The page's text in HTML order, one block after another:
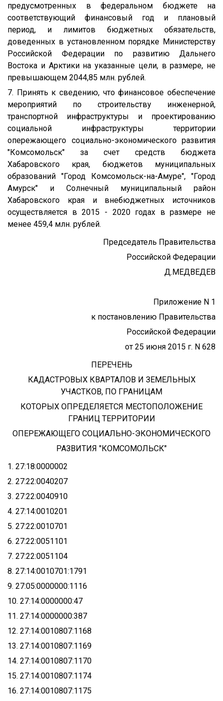
предусмотренных в федеральном бюджете на
соответствующий финансовый год и плановый
период, и лимитов бюджетных обязательств,
доведенных в установленном порядке Министерству
Российской Федерации по развитию Дальнего
Востока и Арктики на указанные цели, в размере, не
превышающем 2044,85 млн. рублей.
7. Принять к сведению, что финансовое обеспечение
мероприятий по строительству инженерной,
транспортной инфраструктуры и проектированию
социальной инфраструктуры территории
опережающего социально-экономического развития
"Комсомольск" за счет средств бюджета
Хабаровского края, бюджетов муниципальных
образований "Город Комсомольск-на-Амуре", "Город
Амурск" и Солнечный муниципальный район
Хабаровского края и внебюджетных источников
осуществляется в 2015 - 2020 годах в размере не
менее 459,4 млн. рублей.
Председатель Правительства
Российской Федерации
Д.МЕДВЕДЕВ
Приложение N 1
к постановлению Правительства
Российской Федерации
от 25 июня 2015 г. N 628
ПЕРЕЧЕНЬ
КАДАСТРОВЫХ КВАРТАЛОВ И ЗЕМЕЛЬНЫХ
УЧАСТКОВ, ПО ГРАНИЦАМ
КОТОРЫХ ОПРЕДЕЛЯЕТСЯ МЕСТОПОЛОЖЕНИЕ
ГРАНИЦ ТЕРРИТОРИИ
ОПЕРЕЖАЮЩЕГО СОЦИАЛЬНО-ЭКОНОМИЧЕСКОГО
РАЗВИТИЯ "КОМСОМОЛЬСК"
1. 27:18:0000002
2. 27:22:0040207
3. 27:22:0040910
4. 27:14:0010201
5. 27:22:0010701
6. 27:22:0051101
7. 27:22:0051104
8. 27:14:0010701:1791
9. 27:05:0000000:1116
10. 27:14:0000000:47
11. 27:14:0000000:387
12. 27:14:0010807:1168
13. 27:14:0010807:1169
14. 27:14:0010807:1170
15. 27:14:0010807:1174
16. 27:14:0010807:1175